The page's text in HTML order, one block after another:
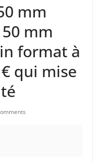
mm
mm
format à
qui mise